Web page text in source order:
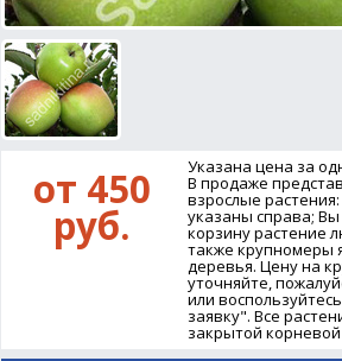
от 450
руб.
Указана цена за
В продаже
взрослые
указаны справа;
корзину растение
также крупномеры
деревья. Цену на
уточняйте,
или
заявку". Все
закрытой